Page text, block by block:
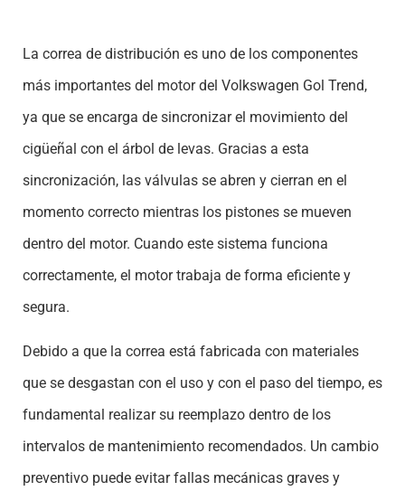
La correa de distribución es uno de los componentes
más importantes del motor del Volkswagen Gol Trend,
ya que se encarga de sincronizar el movimiento del
cigüeñal con el árbol de levas. Gracias a esta
sincronización, las válvulas se abren y cierran en el
momento correcto mientras los pistones se mueven
dentro del motor. Cuando este sistema funciona
correctamente, el motor trabaja de forma eficiente y
segura.
Debido a que la correa está fabricada con materiales
que se desgastan con el uso y con el paso del tiempo, es
fundamental realizar su reemplazo dentro de los
intervalos de mantenimiento recomendados. Un cambio
preventivo puede evitar fallas mecánicas graves y